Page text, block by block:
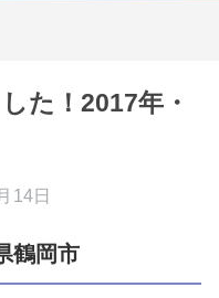
た！2017年・
14日
鶴岡市